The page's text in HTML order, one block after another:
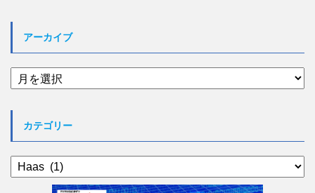
アーカイブ
ア
ー
カテゴリー
カ
テ